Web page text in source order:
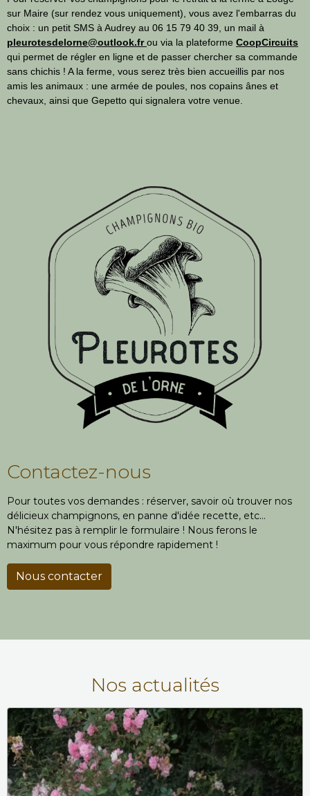
sur Maire (sur rendez vous uniquement), vous avez l'embarras du
choix : un petit SMS à Audrey au 06 15 79 40 39, un mail à
pleurotesdelorne@outlook.fr ou via la plateforme CoopCircuits
qui permet de régler en ligne et de passer chercher sa commande
sans chichis ! A la ferme, vous serez très bien accueillis par nos
amis les animaux : une armée de poules, nos copains ânes et
chevaux, ainsi que Gepetto qui signalera votre venue.
Contactez-nous
Pour toutes vos demandes : réserver, savoir où trouver nos
délicieux champignons, en panne d'idée recette, etc...
N'hésitez pas à remplir le formulaire ! Nous ferons le
maximum pour vous répondre rapidement !
Nous contacter
Nos actualités